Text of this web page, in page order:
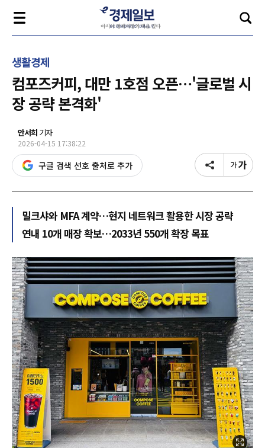
생활경제
컴포즈커피, 대만 1호점 오픈…'글로벌 시
장 공략 본격화'
안서희 기자
2026-04-15 17:38:22
구글 검색 선호 출처로 추가
밀크샤와 MFA 계약…현지 네트워크 활용한 시장 공략
연내 10개 매장 확보…2033년 550개 확장 목표